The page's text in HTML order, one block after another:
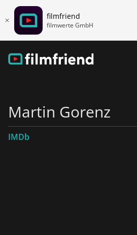
filmfriend
filmwerte GmbH
Martin Gorenz
IMDb